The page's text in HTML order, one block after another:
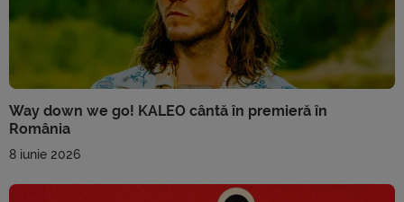
Way down we go! KALEO cântă în premieră în
România
8 iunie 2026